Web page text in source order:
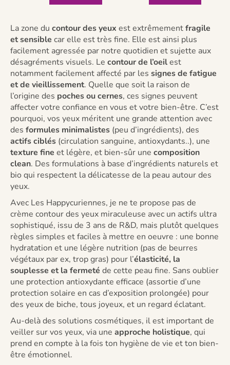
La zone du contour des yeux est extrêmementfragile
et sensible car elle est très fine. Elle est ainsi plus
facilement agressée par notre quotidien et sujette aux
désagréments visuels. Le contour de l’oeilest
notamment facilement affecté par les signes de fatigue
et de vieillissement. Quelle que soit la raison de
l’origine des poches ou cernes, ces signes peuvent
affecter votre confiance en vous et votre bien-être. C’est
pourquoi, vos yeux méritent une grande attention avec
des formules minimalistes (peu d’ingrédients), des
actifs ciblés (circulation sanguine, antioxydants..), une
texture fine et légère, et bien-sûr une composition
clean. Des formulations à base d’ingrédients naturels et
bio qui respectent la délicatesse de la peau autour des
yeux.
Avec Les Happycuriennes, je ne te propose pas de
crème contour des yeux miraculeuse avec un actifs ultra
sophistiqué, issu de 3 ans de R&D, mais plutôt quelques
règles simples et faciles à mettre en oeuvre : une bonne
hydratation et une légère nutrition (pas de beurres
végétaux par ex, trop gras) pour l’élasticité, la
souplesse et la fermeté de cette peau fine. Sans oublier
une protection antioxydante efficace (assortie d’une
protection solaire en cas d’exposition prolongée) pour
des yeux de biche, tous joyeux, et un regard éclatant.
Au-delà des solutions cosmétiques, il est important de
veiller sur vos yeux, via une approche holistique, qui
prend en compte à la fois ton hygiène de vie et ton bien-
être émotionnel.